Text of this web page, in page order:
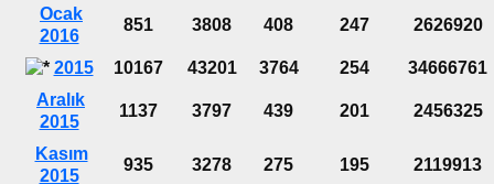
Ocak
2016
851 3808 408 247 2626920
2015 10167 43201 3764 254
34666761
Aralık
2015
1137 3797 439 201 2456325
Kasım
2015
935 3278 275 195 2119913